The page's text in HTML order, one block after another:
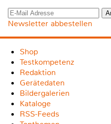
Newsletter abbestellen
Shop
Testkompetenz
Redaktion
Gerätedaten
Bildergalerien
Kataloge
RSS-Feeds